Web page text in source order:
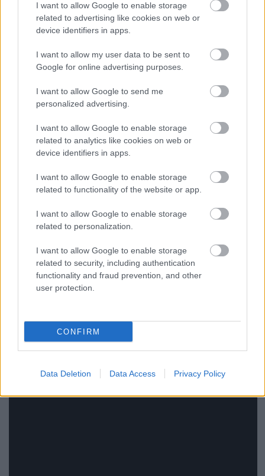
I want to allow Google to enable storage
related to advertising like cookies on web or
device identifiers in apps.
I want to allow my user data to be sent to
Google for online advertising purposes.
I want to allow Google to send me
personalized advertising.
I want to allow Google to enable storage
related to analytics like cookies on web or
device identifiers in apps.
I want to allow Google to enable storage
related to functionality of the website or app.
I want to allow Google to enable storage
related to personalization.
I want to allow Google to enable storage
related to security, including authentication
functionality and fraud prevention, and other
user protection.
CONFIRM
Data Deletion Data Access Privacy Policy
Maga Bátori Gábor Jim (sinco
Koncepcióról én sem igazán
tudok beszélni. Annyi történt, hogy kilógott ez a dal
számomra a repertoárból - a legjobb értelemben – és
Csak utazni kellett hozzá sokat, hogy fel tudjam venni.
De különben tényleg ugyanazt csináltam, mint az
szofisztikáltra fogalmazni: rámszakadt az inspiráció a
dalt hallva. Arra a tócsnira meg kíváncsi lennék
valamikor!”
A zenekar őszi turnéja gőzerővel elindult, a
helyszíneket és időpontokat a zenekar
Facebook-
oldalánlehet végigböngészni, az októberi koncertek
ugyan már teltházasak, de a következő hónapok
eseményeire – például a december 1-jei szegedi
bulira, vagy a budapesti és pécsi évzáró koncertekre
– még el lehet happolni jegyeket. A borítókép is sinco
munkája.